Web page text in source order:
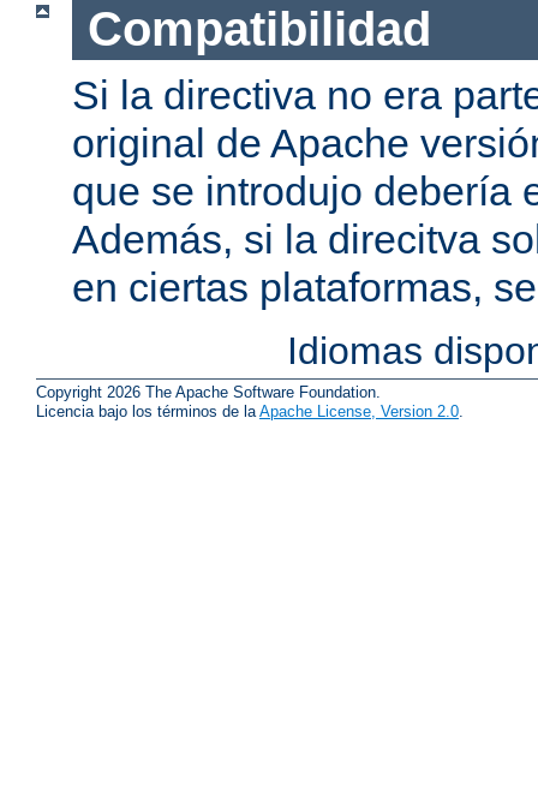
Compatibilidad
Si la directiva no era
original de Apache
que se introdujo debería
Además, si la direcitva
en ciertas plataformas,
Idiomas
Copyright 2026 The Apache Software Foundation.
Licencia bajo los términos de la Apache License, Version 2.0